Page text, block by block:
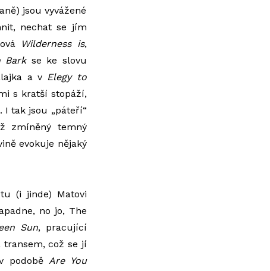
jsou vyvážené
nechat se jím
Wilderness is,
Barkse ke slovu
a v Elegy to
s kratší stopáží,
tak jsou „páteří“
zmíněný temný
evokuje nějaký
(i jinde) Matovi
no jo, The
Sun, pracující
transem, což se jí
podoběAre You